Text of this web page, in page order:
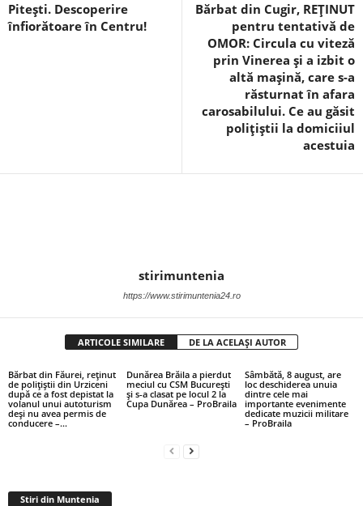
Pitești. Descoperire
înfiorătoare în Centru!
Bărbat din Cugir, REȚINUT
pentru tentativă de
OMOR: Circula cu viteză
prin Vinerea și a izbit o
altă mașină, care s-a
răsturnat în afara
carosabilului. Ce au găsit
polițiștii la domiciiul
acestuia
stirimuntenia
https://www.stirimuntenia24.ro
ARTICOLE SIMILARE DE LA ACELAȘI AUTOR
Bărbat din Făurei, reținut
de polițiștii din Urziceni
după ce a fost depistat la
volanul unui autoturism
deși nu avea permis de
conducere –...
Dunărea Brăila a pierdut
meciul cu CSM București
și s-a clasat pe locul 2 la
Cupa Dunărea – ProBraila
Sâmbătă, 8 august, are
loc deschiderea unuia
dintre cele mai
importante evenimente
dedicate muzicii militare
– ProBraila
Stiri din Muntenia